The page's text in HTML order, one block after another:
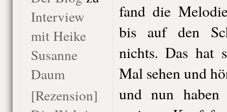
Interview
mit Heike
Susanne
Daum
[Rezension]
fand die
bis auf den
nichts. Das hat
Mal sehen und
und nun